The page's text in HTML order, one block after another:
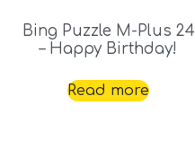
Bing Puzzle M-Plus 24
– Happy Birthday!
Read more